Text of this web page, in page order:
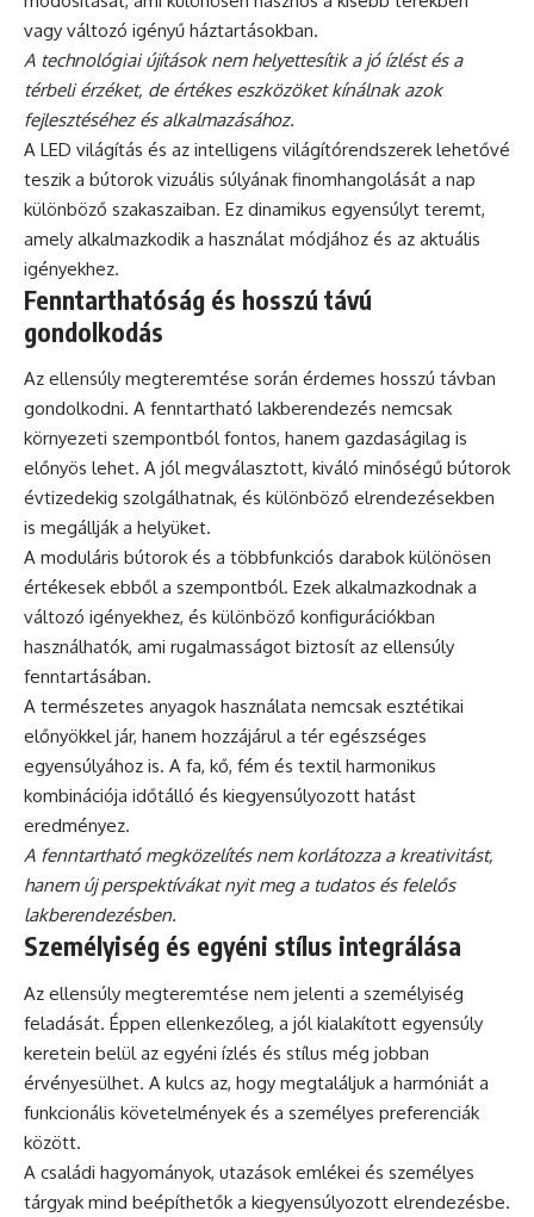
vagy változó igényű háztartásokban.
A technológiai újítások nem helyettesítik a jó ízlést és a
térbeli érzéket, de értékes eszközöket kínálnak azok
fejlesztéséhez és alkalmazásához.
A LED világítás és az intelligens világítórendszerek lehetővé
teszik a bútorok vizuális súlyának finomhangolását a nap
különböző szakaszaiban. Ez dinamikus egyensúlyt teremt,
amely alkalmazkodik a használat módjához és az aktuális
igényekhez.
Fenntarthatóság és hosszú távú
gondolkodás
Az ellensúly megteremtése során érdemes hosszú távban
gondolkodni. A fenntartható lakberendezés nemcsak
környezeti szempontból fontos, hanem gazdaságilag is
előnyös lehet. A jól megválasztott, kiváló minőségű bútorok
évtizedekig szolgálhatnak, és különböző elrendezésekben
is megállják a helyüket.
A moduláris bútorok és a többfunkciós darabok különösen
értékesek ebből a szempontból. Ezek alkalmazkodnak a
változó igényekhez, és különböző konfigurációkban
használhatók, ami rugalmasságot biztosít az ellensúly
fenntartásában.
A természetes anyagok használata nemcsak esztétikai
előnyökkel jár, hanem hozzájárul a tér egészséges
egyensúlyához is. A fa, kő, fém és textil harmonikus
kombinációja időtálló és kiegyensúlyozott hatást
eredményez.
A fenntartható megközelítés nem korlátozza a kreativitást,
hanem új perspektívákat nyit meg a tudatos és felelős
lakberendezésben.
Személyiség és egyéni stílus integrálása
Az ellensúly megteremtése nem jelenti a személyiség
feladását. Éppen ellenkezőleg, a jól kialakított egyensúly
keretein belül az egyéni ízlés és stílus még jobban
érvényesülhet. A kulcs az, hogy megtaláljuk a harmóniát a
funkcionális követelmények és a személyes preferenciák
között.
A családi hagyományok, utazások emlékei és személyes
tárgyak mind beépíthetők a kiegyensúlyozott elrendezésbe.